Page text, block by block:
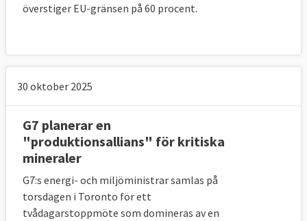
överstiger EU-gränsen på 60 procent.
30 oktober 2025
G7 planerar en
"produktionsallians" för kritiska
mineraler
G7:s energi- och miljöministrar samlas på
torsdagen i Toronto för ett
tvådagarstoppmöte som domineras av en